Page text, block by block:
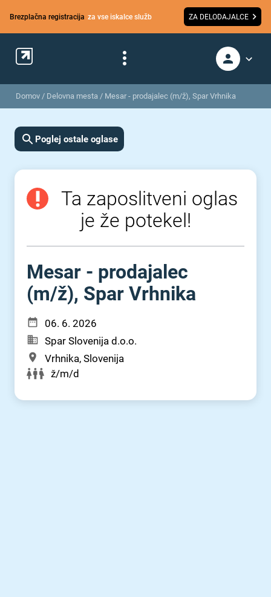
Brezplačna registracija za vse iskalce služb ZA DELODAJALCE
Domov / Delovna mesta / Mesar - prodajalec (m/ž), Spar Vrhnika
Poglej ostale oglase
Ta zaposlitveni oglas
je že potekel!
Mesar - prodajalec
(m⁠/⁠ž), Spar Vrhnika
06. 6. 2026
Spar Slovenija d.o.o.
Vrhnika, Slovenija
ž/m/d